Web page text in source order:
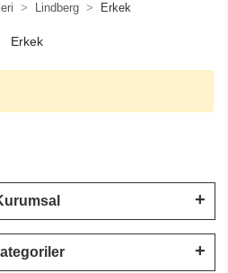
Lindberg Erkek
Erkek